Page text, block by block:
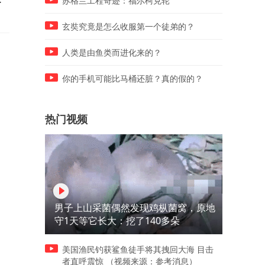
玄奘究竟是怎么收服第一个徒弟的？
人类是由鱼类而进化来的？
你的手机可能比马桶还脏？真的假的？
热门视频
男子上山采菌偶然发现鸡枞菌窝，原地
守1天等它长大：挖了140多朵
美国渔民钓获鲨鱼徒手将其拽回大海 目击
者直呼震惊 （视频来源：参考消息）